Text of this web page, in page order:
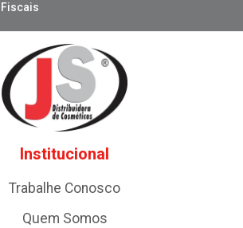
Institucional
Trabalhe Conosco
Quem Somos